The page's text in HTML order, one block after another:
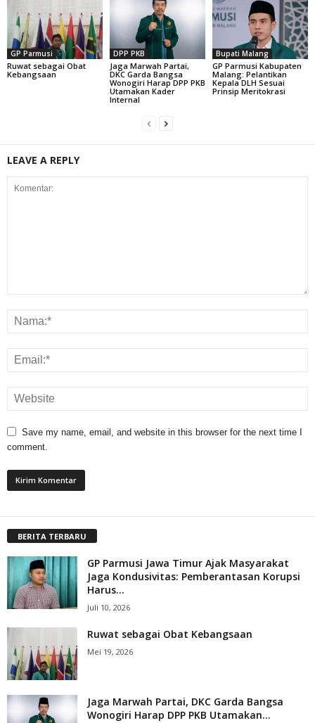
GP Parmusi
Ruwat sebagai Obat
Kebangsaan
DPP PKB
Jaga Marwah Partai,
DKC Garda Bangsa
Wonogiri Harap DPP PKB
Utamakan Kader
Internal
Bupati Malang
GP Parmusi Kabupaten
Malang: Pelantikan
Kepala DLH Sesuai
Prinsip Meritokrasi
LEAVE A REPLY
Save my name, email, and website in this browser for the next time I
comment.
BERITA TERBARU
GP Parmusi Jawa Timur Ajak Masyarakat
Jaga Kondusivitas: Pemberantasan Korupsi
Harus...
Juli 10, 2026
Ruwat sebagai Obat Kebangsaan
Mei 19, 2026
Jaga Marwah Partai, DKC Garda Bangsa
Wonogiri Harap DPP PKB Utamakan...